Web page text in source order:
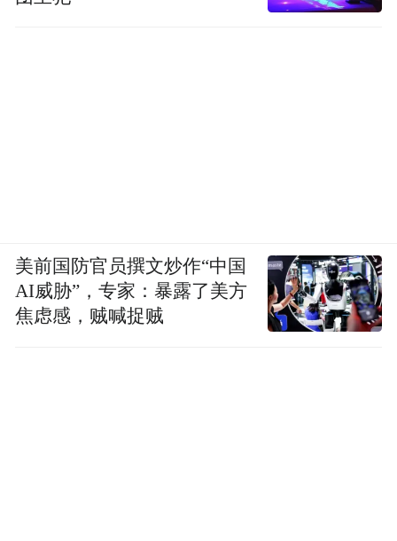
美前国防官员撰文炒作“中国
AI威胁”，专家：暴露了美方
焦虑感，贼喊捉贼